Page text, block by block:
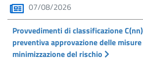
07/08/2026
Provvedimenti di classificazione
preventiva approvazione delle
minimizzazione del rischio